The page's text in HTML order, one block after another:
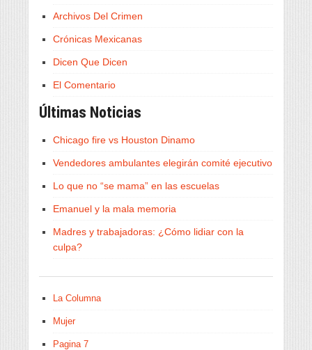
Archivos Del Crimen
Crónicas Mexicanas
Dicen Que Dicen
El Comentario
Últimas Noticias
Chicago fire vs Houston Dinamo
Vendedores ambulantes elegirán comité ejecutivo
Lo que no “se mama” en las escuelas
Emanuel y la mala memoria
Madres y trabajadoras: ¿Cómo lidiar con la
culpa?
La Columna
Mujer
Pagina 7